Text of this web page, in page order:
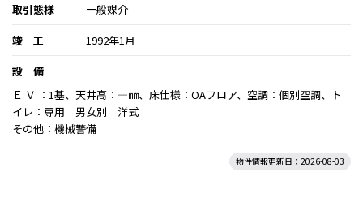
取引態様
一般媒介
竣 工
1992年1月
設 備
Ｅ Ｖ ：1基、天井高：―㎜、床仕様：OAフロア、空調：個別空調、ト
イレ：専用 男女別 洋式
その他：機械警備
物件情報更新日：2026-08-03